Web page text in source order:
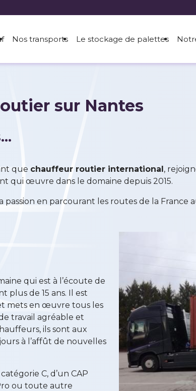
Nos transports Le stockage de palettes
sur Nantes
que chauffeur routier international ,
qui œuvre dans le domaine depuis 2015.
passion en parcourant les routes de la
qui est à l’écoute de
plus de 15 ans. Il est
mets en œuvre tous les
travail agréable et
ils sont aux
à l’affût de nouvelles
C, d’un CAP
ou toute autre